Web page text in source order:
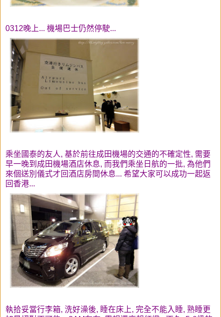
0312晚上... 機場巴士仍然停駛...
乘坐國泰的友人, 基於前往成田機場的交通的不確定性, 需要
早一晚到成田機場酒店休息, 而我們乘坐日航的一批, 為他們
來個送別儀式才回酒店房間休息... 希望大家可以成功一起返
回香港...
執拾妥當行李箱, 洗好澡後, 睡在床上, 完全不能入睡, 熟睡更